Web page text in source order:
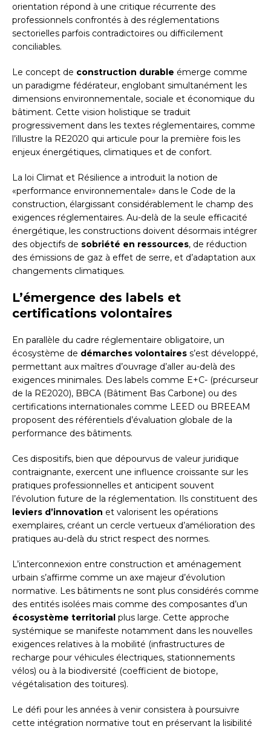
orientation répond à une critique récurrente des
professionnels confrontés à des réglementations
sectorielles parfois contradictoires ou difficilement
conciliables.
Le concept de construction durable émerge comme
un paradigme fédérateur, englobant simultanément les
dimensions environnementale, sociale et économique du
bâtiment. Cette vision holistique se traduit
progressivement dans les textes réglementaires, comme
l’illustre la RE2020 qui articule pour la première fois les
enjeux énergétiques, climatiques et de confort.
La loi Climat et Résilience a introduit la notion de
«performance environnementale» dans le Code de la
construction, élargissant considérablement le champ des
exigences réglementaires. Au-delà de la seule efficacité
énergétique, les constructions doivent désormais intégrer
des objectifs de sobriété en ressources, de réduction
des émissions de gaz à effet de serre, et d’adaptation aux
changements climatiques.
L’émergence des labels et
certifications volontaires
En parallèle du cadre réglementaire obligatoire, un
écosystème de démarches volontaires s’est développé,
permettant aux maîtres d’ouvrage d’aller au-delà des
exigences minimales. Des labels comme E+C- (précurseur
de la RE2020), BBCA (Bâtiment Bas Carbone) ou des
certifications internationales comme LEED ou BREEAM
proposent des référentiels d’évaluation globale de la
performance des bâtiments.
Ces dispositifs, bien que dépourvus de valeur juridique
contraignante, exercent une influence croissante sur les
pratiques professionnelles et anticipent souvent
l’évolution future de la réglementation. Ils constituent des
leviers d’innovation et valorisent les opérations
exemplaires, créant un cercle vertueux d’amélioration des
pratiques au-delà du strict respect des normes.
L’interconnexion entre construction et aménagement
urbain s’affirme comme un axe majeur d’évolution
normative. Les bâtiments ne sont plus considérés comme
des entités isolées mais comme des composantes d’un
écosystème territorial plus large. Cette approche
systémique se manifeste notamment dans les nouvelles
exigences relatives à la mobilité (infrastructures de
recharge pour véhicules électriques, stationnements
vélos) ou à la biodiversité (coefficient de biotope,
végétalisation des toitures).
Le défi pour les années à venir consistera à poursuivre
cette intégration normative tout en préservant la lisibilité